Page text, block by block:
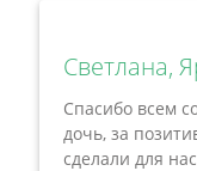
Светлана,
Спасибо всем
дочь, за
сделали для